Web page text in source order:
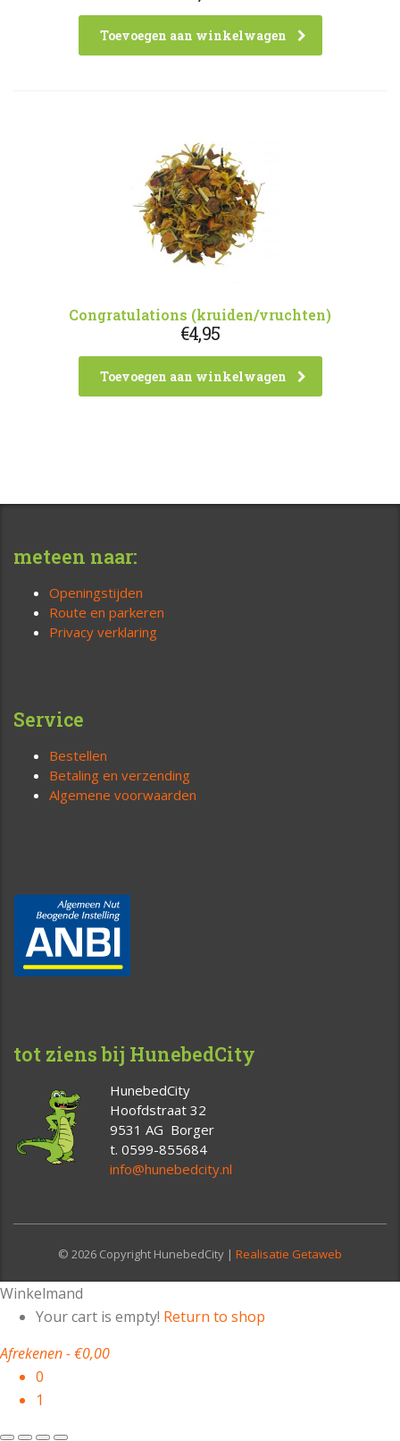
Toevoegen aan winkelwagen
Congratulations (kruiden/vruchten)
€4,95
Toevoegen aan winkelwagen
meteen naar:
Openingstijden
Route en parkeren
Privacy verklaring
Service
Bestellen
Betaling en verzending
Algemene voorwaarden
tot ziens bij HunebedCity
HunebedCity
Hoofdstraat 32
9531 AG Borger
t. 0599-855684
info@hunebedcity.nl
© 2026 Copyright HunebedCity | Realisatie Getaweb
Winkelmand
Your cart is empty! Return to shop
Afrekenen-€0,00
0
1